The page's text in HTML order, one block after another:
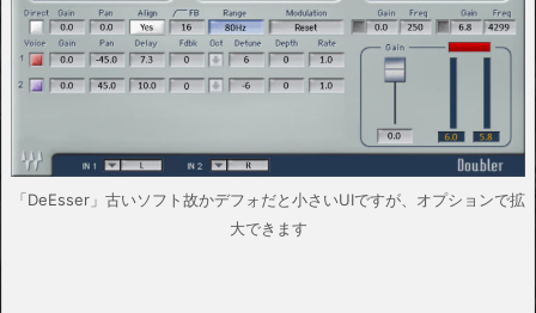
「DeEsser」古いソフト故かデフォだと小さいUIですが、オプションで拡
大できます